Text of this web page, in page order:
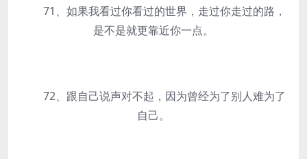
71、如果我看过你看过的世界，走过你走过的路，
是不是就更靠近你一点。
72、跟自己说声对不起，因为曾经为了别人难为了
自己。